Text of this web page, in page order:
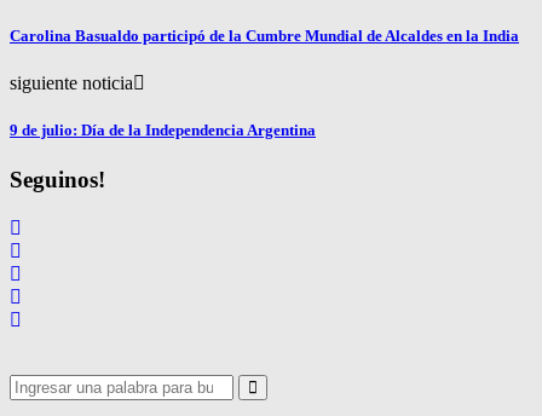
Carolina Basualdo participó de la Cumbre Mundial de Alcaldes en la India
siguiente noticia
9 de julio: Día de la Independencia Argentina
Seguinos!
Search
for:
Search